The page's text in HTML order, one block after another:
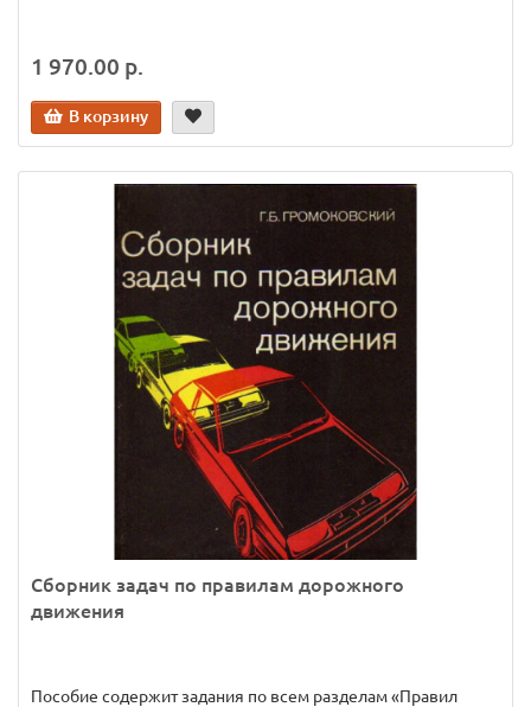
1 970.00 р.
В корзину
Сборник задач по правилам дорожного
движения
Пособие содержит задания по всем разделам «Правил